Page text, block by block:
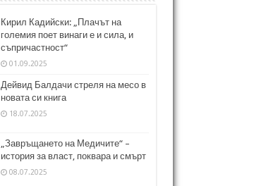
Кирил Кадийски: „Плачът на
големия поет винаги е и сила, и
съпричастност“
01.09.2025
Дейвид Балдачи стреля на месо в
новата си книга
18.07.2025
„Завръщането на Медичите“ –
история за власт, поквара и смърт
08.07.2025